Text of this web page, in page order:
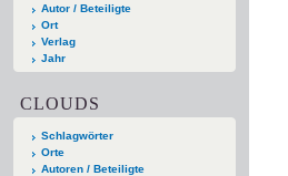
Autor / Beteiligte
Ort
Verlag
Jahr
CLOUDS
Schlagwörter
Orte
Autoren / Beteiligte